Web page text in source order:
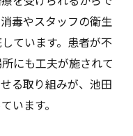
医者を探すなら
する説明の丁寧さ
なリラックス空
毒やスタッフの衛生
ています。患者が不
にも工夫が施されて
る取り組みが、池田
います。